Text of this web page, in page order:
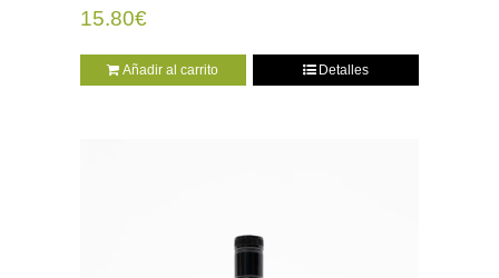
15.80€
Añadir al carrito Detalles